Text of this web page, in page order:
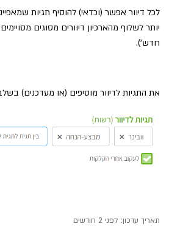
לכל דיוור אפשר (וכדאי) להוסיף תגיות
יותר לשלוף מהארכיון דיוורים מסוגים
חדש').
את התגיות לדיוור מוסיפים (או מעדכנים)
תאריך עדכון: לפני 2 חודשים